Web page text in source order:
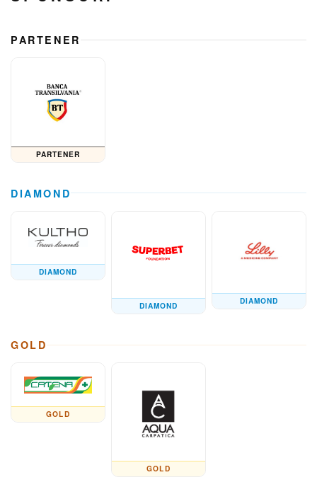
PARTENER
PARTENER
DIAMOND
DIAMOND
DIAMOND
DIAMOND
GOLD
GOLD
GOLD